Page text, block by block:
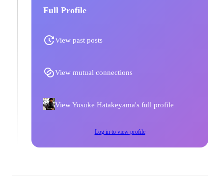
Full Profile
View past posts
View mutual connections
View Yosuke Hatakeyama's full profile
Log in to view profile